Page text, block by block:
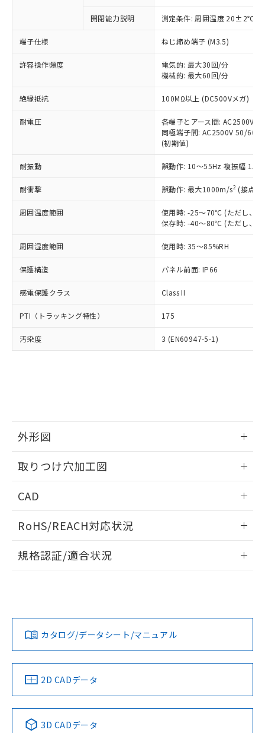
開閉能力説明 測定条件: 周囲温度 20±2℃、
端子仕様 ねじ締め端子 (M3.5)
許容操作頻度
電気的: 最大30回/分
機械的: 最大60回/分
絶縁抵抗 100MΩ以上 (DC500Vメガ)
耐電圧
各端子とアース間: AC2500V
同極端子間: AC2500V 50/
(初期値)
耐振動 誤動作: 10～55Hz 複振幅
耐衝撃 誤動作: 最大1000m/s2 (接点
周囲温度範囲
使用時: -25～70℃ (ただし、氷
保存時: -40～80℃ (ただし、氷
周囲湿度範囲 使用時: 35～85%RH
保護構造 パネル前面: IP66
感電保護クラス Class II
PTI（トラッキング特性） 175
汚染度 3 (EN60947-5-1)
外形図
取りつけ穴加工図
CAD
ドすることができます。
ログイン/会員登録
ダウンロードデータをご利用いただく前に、以下を必ずお読
みください。
ソフトウェアの使用条件
RoHS/REACH対応状況
EU RoHS 注意事項・凡例
対応済み
中国 RoHS 注意事項・凡例
規格認証/適合状況
カタログ/データシート/マニュアル
2D CADデータ
3D CADデータ
以下の条件をお読みいただき、同意のうえ
本サービスは、当社制御機器事業取扱
商品の当社在庫状況および標準価格
(税抜)を提供させていただくもので
当社制御機器事業取扱商品の中には、
本サービスの対象外となる商品もある
ことをご了承ください。
在庫状況および標準価格照会結果は、
記載している更新日時点での社内デー
タに基づき作成されるものであり、閲
覧された時点での実際の在庫および標
準価格とは異なる場合があることをご
正式な納期状況および標準価格はお客
様のお取引先、またはお客様担当のオ
ムロン制御機器販売店・当社販売員に
オムロン制御機器販売店や当社販売拠
販売ネットワーク
」をご確認
ください。
在庫状況および標準価格結果を当社の
事前の承諾なく第三者に漏洩または開
示しないようお願いします。
マイパーツ機能（部品リスト作成サー
および当社の共同利用者が、当社の製
※当社の共同利用者とは、
の共同利用に関して"
の「1.共同利
対応予定なし：EU RoHS指令（10物質）の
定はありません。
調査・確認中：EU RoHS指令（10物質）の
非含有の対応状況を調査中または確認中の
非該当品：ライセンス料など無形物で、有
害物質有無と関係のない商品です。
仕入先様の事情により、非含有部品として
いたものが、含有品と判明した場合などや
むを得ず変更することがあります。
鉛(Pb) 1000ppm以下、 水銀(Hg) 1000ppm以下、 カド
六価クロム(Cr(Ⅵ)) 1000ppm以下、ポリ臭化ビフェニル
類(PBB) 1000ppm以下、ポリ臭化ジフェニルエーテル類
(PBDE) 1000ppm以下、フタル酸ビス(2-エチルヘキシ
ル) (DEHP)(別名：DOP) 1000ppm以下、フタル酸ブチ
ルベンジル（BBP） 1000ppm以下、フタル酸ジブチル
（DBP） 1000ppm以下、フタル酸ジイソブチル
(DIBP) 1000ppm以下
但し、RoHS指令で産業用監視および制御機器に対する
フタル酸エステル類の４物質については閾値を超える意
図的な使用がないことを確認しています。
※2 対応予定月
部品在庫の切り替え状況などにより、予定
月が前後することがあります。
とができます。
EU RoHS指令（10物質）の非含有証明書
ものではありません。
また、RoHS指令のフタル酸エステル類４
物質の対応では、対応完了までの期間は出
荷製品に未対応品が混在することから備考
欄に対応日を記載しておりました。
※1 中国RoHS○×表
「○」：最大均質材料含有率が中国RoHSの
基準値以下であることを示します。
「×」：最大均質材料含有率が中国RoHSの
基準値を超えていることを示します。
「－」：未確認です。当社販売部門へお問
Cr(Ⅵ)(六価クロム) : 1000ppm、 PBBs(ポリ臭化ビフェ
ニル類) : 1000ppm、 PBDEs(ポリ臭化ジフェニルエーテ
ル類) : 1000ppm、
DBP(フタル酸ジブチル) : 1000ppm、 DIBP(フタル酸ジ
イソブチル) : 1000ppm、 BBP(フタル酸ブチルベンジ
ル) : 1000ppm、
※2 環境保護使用期限
「ｅ」：有害物質（10物質）のすべてが基
準値以下であることを示します。
「10」：通常の使用状況下において有害物
質が外部に漏えいし、環境に深刻な影響を
当社は、これら貴社製品のうち、外国
為替および外国貿易法に定める商品
（以下｢規制貨物等」という）を輸出
または国外への提供する場合は、日本
国政府の輸出許可(または役務取引許
可)を取得するなどの必要な手続きを
当社は規制貨物を破棄する場合は、完
全に破砕するなど、違法に輸出されな
いよう必要な手段を講じます。
当社は貴社製品を、核兵器、ミサイ
ル、化学兵器、生物兵器またはその他
武器並びにこれらの製造装置等に一切
使用いたしません。
当社は、貴社製品を第三者に販売する
場合は、上記1、2および3の内容を当
該第三者に通知します。また当社は、
販売先および販売に係わる関係者が違
法に輸出するおそれがある場合は、取
○ 一定数以上の在庫あり
一定数には満たないが在庫あり
在庫なし(最新の在庫状況につ
いては、お客様のお取引先、ま
たはお客様担当のオムロン制御
機器販売店・当社販売員にご確
認ください)
受注生産機種、また在庫状況の